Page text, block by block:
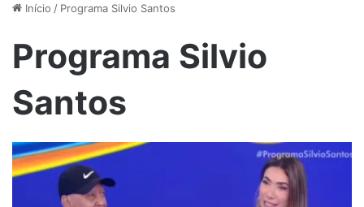
Início / Programa Silvio Santos
Programa Silvio
Santos